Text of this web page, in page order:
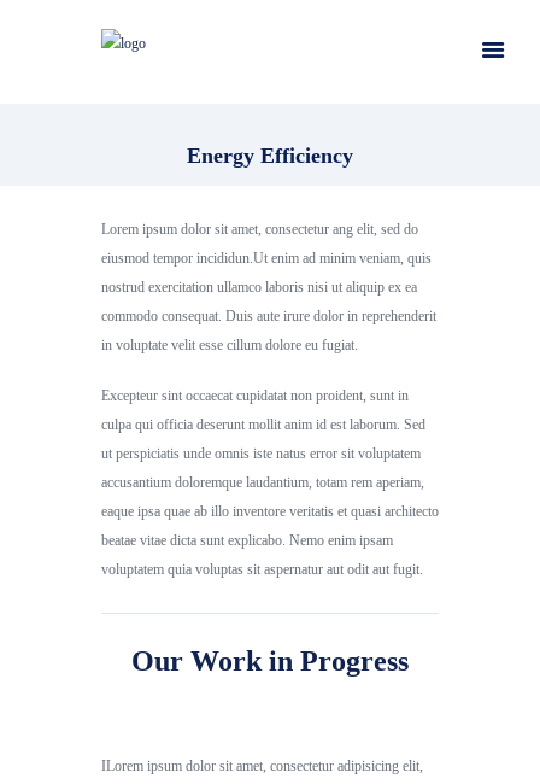
Energy Efficiency
Lorem ipsum dolor sit amet, consectetur ang elit, sed do
eiusmod tempor incididun.Ut enim ad minim veniam, quis
nostrud exercitation ullamco laboris nisi ut aliquip ex ea
commodo consequat. Duis aute irure dolor in reprehenderit
in voluptate velit esse cillum dolore eu fugiat.
Excepteur sint occaecat cupidatat non proident, sunt in
culpa qui officia deserunt mollit anim id est laborum. Sed
ut perspiciatis unde omnis iste natus error sit voluptatem
accusantium doloremque laudantium, totam rem aperiam,
eaque ipsa quae ab illo inventore veritatis et quasi architecto
beatae vitae dicta sunt explicabo. Nemo enim ipsam
voluptatem quia voluptas sit aspernatur aut odit aut fugit.
Our Work in Progress
ILorem ipsum dolor sit amet, consectetur adipisicing elit,